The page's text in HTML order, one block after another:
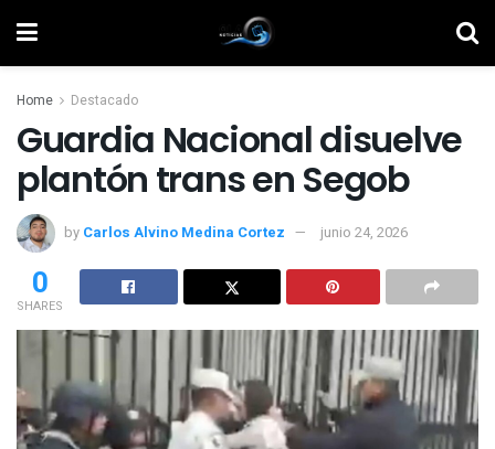
Home Destacado
Guardia Nacional disuelve
plantón trans en Segob
by Carlos Alvino Medina Cortez junio 24, 2026
0
SHARES